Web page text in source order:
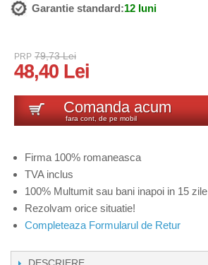
Garantie standard:12 luni
PRP 79,73 Lei
48,40 Lei
Comanda acum
fara cont, de pe mobil
Firma 100% romaneasca
TVA inclus
100% Multumit sau bani inapoi in 15 zile
Rezolvam orice situatie!
Completeaza Formularul de Retur
DESCRIERE